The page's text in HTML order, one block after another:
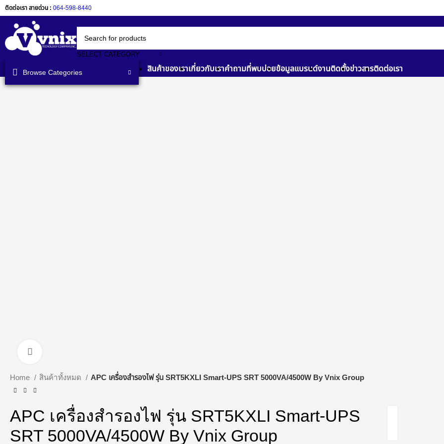
ติดต่อเรา สายด่วน : 064-598-8440
SELECT CATEGORY
Browse Categories สินค้าของเราเกี่ยวกับเราคำถามที่พบบ่อยข้อมูลแบรนด์งานติดตั้งข่าวสารติดต่อเรา
Home สินค้าทั้งหมด APC เครื่องสำรองไฟ รุ่น SRT5KXLI Smart-UPS SRT 5000VA/4500W By Vnix Group
APC เครื่องสำรองไฟ รุ่น SRT5KXLI Smart-UPS
SRT 5000VA/4500W By Vnix Group